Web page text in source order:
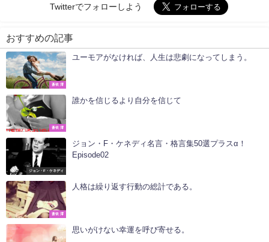
Twitterでフォローしよう
おすすめの記事
蒼依 澪
ユーモアがなければ、人生は悲劇になってしまう。
蒼依 澪
誰かを信じるより自分を信じて
ジョン・F・ケネディ
ジョン・F・ケネディ名言・格言集50選プラスα！
Episode02
蒼依 澪
人格は繰り返す行動の総計である。
思いがけない幸運を呼び寄せる。